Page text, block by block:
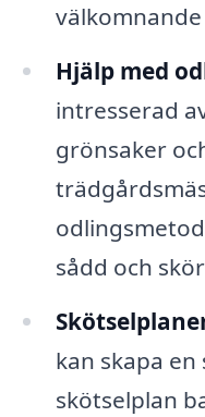
Hjälp med
intresserad
grönsaker
sådd och
kan skapa
skötselplan